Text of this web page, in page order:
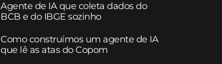
Agente de IA que coleta dados do
BCB e do IBGE sozinho
Como construímos um agente de IA
que lê as atas do Copom